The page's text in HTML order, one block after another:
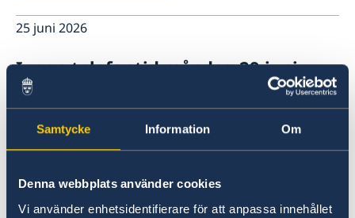
Samtycke Information Om
Denna webbplats använder cookies
Vi använder enhetsidentifierare för att anpassa innehållet
25 juni 2026
Ingen telefontid måndag 29 juni
15 maj 2026
Val 2026: Rösta i Tunisien
11 maj 2026